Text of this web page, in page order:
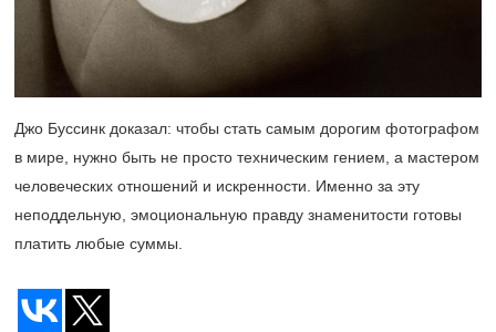
Джо Буссинк доказал: чтобы стать самым дорогим фотографом
в мире, нужно быть не просто техническим гением, а мастером
человеческих отношений и искренности. Именно за эту
неподдельную, эмоциональную правду знаменитости готовы
платить любые суммы.